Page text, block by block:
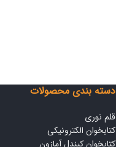
دسته بندی محصولات
قلم نوری
کتابخوان الکترونیکی
کتابخوان کیندل آمازون